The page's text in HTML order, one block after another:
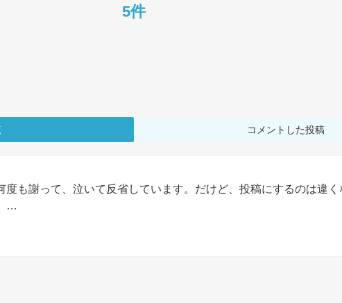
5件
コメントした投稿
も謝って、泣いて反省しています。だけど、投稿にするのは違
…